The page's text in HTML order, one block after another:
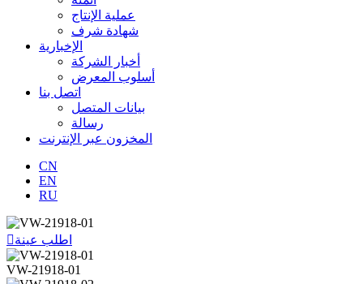
عملية الإنتاج
شهادة شرف
الإخبارية
أخبار الشركة
أسلوب المعرض
اتصل بنا
بيانات المتصل
رسالة
المخزون عبر الإنترنت
CN
EN
RU
اطلب عينة
VW-21918-01